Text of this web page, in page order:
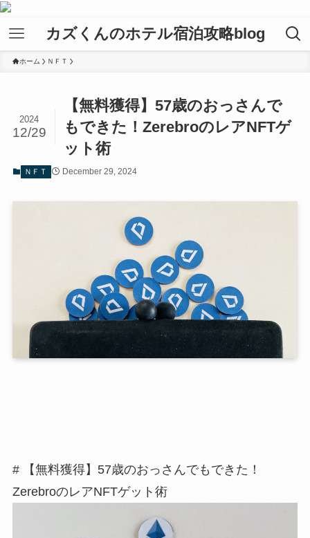
カズくんのホテル宿泊攻略blog
ホーム ＮＦＴ
【無料獲得】57歳のおっさんで
もできた！ZerebroのレアNFTゲ
ット術
2024
12/29
ＮＦＴ December 29, 2024
# 【無料獲得】57歳のおっさんでもできた！
ZerebroのレアNFTゲット術